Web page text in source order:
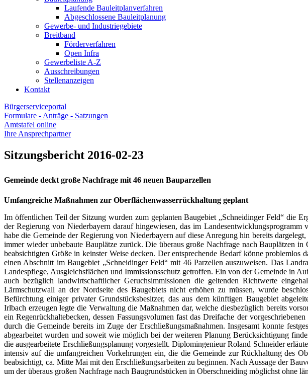
Laufende Bauleitplanverfahren
Abgeschlossene Bauleitplanung
Gewerbe- und Industriegebiete
Breitband
Förderverfahren
Open Infra
Gewerbeliste A-Z
Ausschreibungen
Stellenanzeigen
Kontakt
Bürgerserviceportal
Formulare - Anträge - Satzungen
Amtstafel online
Ihre Ansprechpartner
Sitzungsbericht 2016-02-23
Gemeinde deckt große Nachfrage mit 46 neuen Bauparzellen
Umfangreiche Maßnahmen zur Oberflächenwasserrückhaltung geplant
Im öffentlichen Teil der Sitzung wurden zum geplanten Baugebiet „Schneidinger Feld“ die
der Regierung von Niederbayern darauf hingewiesen, das im
habe die Gemeinde der Regierung von Niederbayern auf diese Anregung hin bereits
immer wieder unbebaute Bauplätze zurück. Die überaus große Nachfrage nach Bauplätzen
beabsichtigten Größe in keinster Weise decken. Der entsprechende Bedarf könne
einen Abschnitt im Baugebiet „Schneidinger Feld“ mit 46 Parzellen auszuweisen. Das
Landespflege, Ausgleichsflächen und Immissionsschutz getroffen. Ein von der Gemeinde in
auch bezüglich landwirtschaftlicher Geruchsimmissionen die geltenden Richtwerte
Lärmschutzwall an der Nordseite des Baugebiets nicht erhöhen zu müssen, wurde
Befürchtung einiger privater Grundstücksbesitzer, das aus dem künftigen Baugebiet
Irlbach erzeugen legte die Verwaltung die Maßnahmen dar, welche diesbezüglich bereits
ein Regenrückhaltebecken, dessen Fassungsvolumen fast das Dreifache der
durch die Gemeinde bereits im Zuge der Erschließungsmaßnahmen. Insgesamt konnte
abgearbeitet wurden und soweit wie möglich bei der weiteren Planung Berücksichtigung
die ausgearbeitete Erschließungsplanung vorgestellt. Diplomingenieur Roland Schneider
intensiv auf die umfangreichen Vorkehrungen ein, die die Gemeinde zur Rückhaltung des
beabsichtigt, ca. Mitte Mai mit den Erschließungsarbeiten zu beginnen. Nach Aussage der
um der überaus großen Nachfrage nach Baugrundstücken in Oberschneiding möglichst ohne